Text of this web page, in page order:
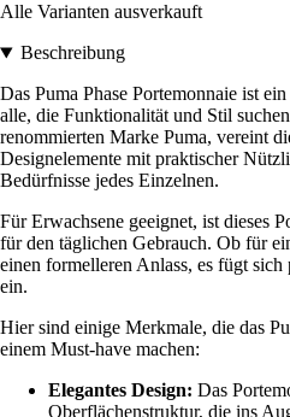
Alle Varianten ausverkauft
Beschreibung
Das Puma Phase Portemonnaie ist
alle, die Funktionalität und Stil
renommierten Marke Puma, vereint
Designelemente mit praktischer
Bedürfnisse jedes Einzelnen.
Für Erwachsene geeignet, ist dieses
für den täglichen Gebrauch. Ob für
einen formelleren Anlass, es fügt
ein.
Hier sind einige Merkmale, die das
einem Must-have machen:
Elegantes Design: Das
Oberflächenstruktur, die ins